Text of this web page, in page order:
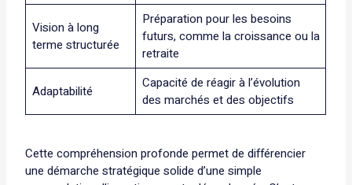
Vision à long
terme structurée
Préparation pour les besoins
futurs, comme la croissance ou la
retraite
Adaptabilité
Capacité de réagir à l’évolution
des marchés et des objectifs
Cette compréhension profonde permet de différencier
une démarche stratégique solide d’une simple